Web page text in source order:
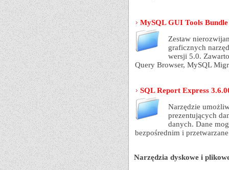
MySQL GUI Tools
Zestaw
graficznych
wersji 5.0.
Query Browser, MySQL
SQL Report Express
Narzędzie
prezentujących
danych. Dane
bezpośrednim i
Narzędzia dyskowe i